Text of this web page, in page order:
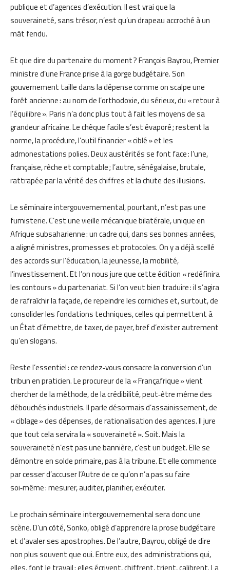
publique et d’agences d’exécution. Il est vrai que la
souveraineté, sans trésor, n’est qu’un drapeau accroché à un
mât fendu.
Et que dire du partenaire du moment ? François Bayrou, Premier
ministre d’une France prise à la gorge budgétaire. Son
gouvernement taille dans la dépense comme on scalpe une
forêt ancienne : au nom de l’orthodoxie, du sérieux, du « retour à
l’équilibre ». Paris n’a donc plus tout à fait les moyens de sa
grandeur africaine. Le chèque facile s’est évaporé ; restent la
norme, la procédure, l’outil financier « ciblé » et les
admonestations polies. Deux austérités se font face : l’une,
française, rêche et comptable ; l’autre, sénégalaise, brutale,
rattrapée par la vérité des chiffres et la chute des illusions.
Le séminaire intergouvernemental, pourtant, n’est pas une
fumisterie. C’est une vieille mécanique bilatérale, unique en
Afrique subsaharienne : un cadre qui, dans ses bonnes années,
a aligné ministres, promesses et protocoles. On y a déjà scellé
des accords sur l’éducation, la jeunesse, la mobilité,
l’investissement. Et l’on nous jure que cette édition « redéfinira
les contours » du partenariat. Si l’on veut bien traduire : il s’agira
de rafraîchir la façade, de repeindre les corniches et, surtout, de
consolider les fondations techniques, celles qui permettent à
un État d’émettre, de taxer, de payer, bref d’exister autrement
qu’en slogans.
Reste l’essentiel : ce rendez‑vous consacre la conversion d’un
tribun en praticien. Le procureur de la « Françafrique » vient
chercher de la méthode, de la crédibilité, peut‑être même des
débouchés industriels. Il parle désormais d’assainissement, de
« ciblage » des dépenses, de rationalisation des agences. Il jure
que tout cela servira la « souveraineté ». Soit. Mais la
souveraineté n’est pas une bannière, c’est un budget. Elle se
démontre en solde primaire, pas à la tribune. Et elle commence
par cesser d’accuser l’Autre de ce qu’on n’a pas su faire
soi‑même : mesurer, auditer, planifier, exécuter.
Le prochain séminaire intergouvernemental sera donc une
scène. D’un côté, Sonko, obligé d’apprendre la prose budgétaire
et d’avaler ses apostrophes. De l’autre, Bayrou, obligé de dire
non plus souvent que oui. Entre eux, des administrations qui,